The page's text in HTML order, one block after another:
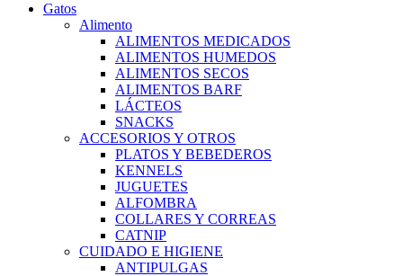
Gatos
Alimento
ALIMENTOS MEDICADOS
ALIMENTOS HUMEDOS
ALIMENTOS SECOS
ALIMENTOS BARF
LÁCTEOS
SNACKS
ACCESORIOS Y OTROS
PLATOS Y BEBEDEROS
KENNELS
JUGUETES
ALFOMBRA
COLLARES Y CORREAS
CATNIP
CUIDADO E HIGIENE
ANTIPULGAS